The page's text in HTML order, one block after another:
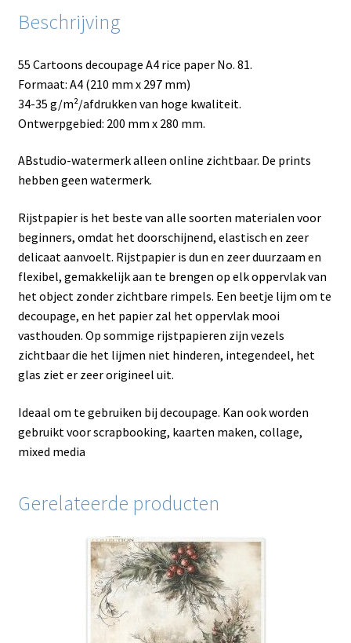
Beschrijving
55 Cartoons decoupage A4 rice paper No. 81.
Formaat: A4 (210 mm x 297 mm)
34-35 g/m²/afdrukken van hoge kwaliteit.
Ontwerpgebied: 200 mm x 280 mm.
ABstudio-watermerk alleen online zichtbaar. De prints
hebben geen watermerk.
Rijstpapier is het beste van alle soorten materialen voor
beginners, omdat het doorschijnend, elastisch en zeer
delicaat aanvoelt. Rijstpapier is dun en zeer duurzaam en
flexibel, gemakkelijk aan te brengen op elk oppervlak van
het object zonder zichtbare rimpels. Een beetje lijm om te
decoupage, en het papier zal het oppervlak mooi
vasthouden. Op sommige rijstpapieren zijn vezels
zichtbaar die het lijmen niet hinderen, integendeel, het
glas ziet er zeer origineel uit.
Ideaal om te gebruiken bij decoupage. Kan ook worden
gebruikt voor scrapbooking, kaarten maken, collage,
mixed media
Gerelateerde producten